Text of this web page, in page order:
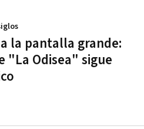
la pantalla grande:
"La Odisea" sigue